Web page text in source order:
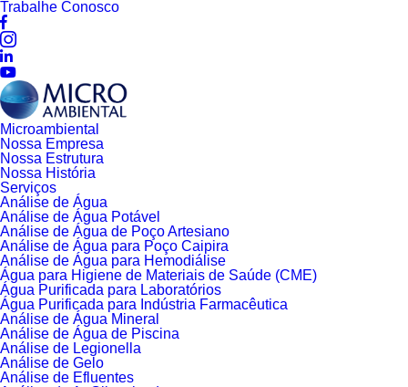
Trabalhe Conosco
Microambiental
Nossa Empresa
Nossa Estrutura
Nossa História
Serviços
Análise de Água
Análise de Água Potável
Análise de Água de Poço Artesiano
Análise de Água para Poço Caipira
Análise de Água para Hemodiálise
Água para Higiene de Materiais de Saúde (CME)
Água Purificada para Laboratórios
Água Purificada para Indústria Farmacêutica
Análise de Água Mineral
Análise de Água de Piscina
Análise de Legionella
Análise de Gelo
Análise de Efluentes